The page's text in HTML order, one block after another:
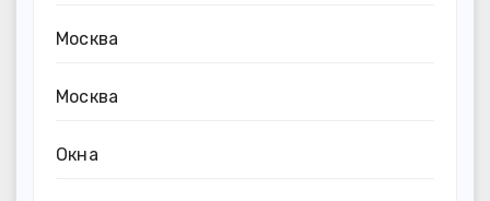
Москва
Москва
Окна